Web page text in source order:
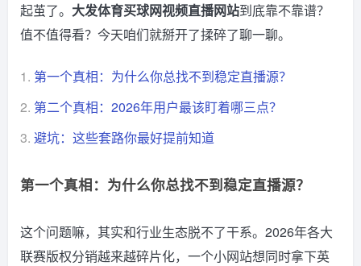
起茧了。 大发体育买球网视频直播网站到底靠不靠谱？
值不值得看？今天咱们就掰开了揉碎了聊一聊。
1. 第一个真相：为什么你总找不到稳定直播源？
2. 第二个真相：2026年用户最该盯着哪三点？
3. 避坑：这些套路你最好提前知道
第一个真相：为什么你总找不到稳定直播源？
这个问题嘛，其实和行业生态脱不了干系。2026年各大
联赛版权分销越来越碎片化，一个小网站想同时拿下英